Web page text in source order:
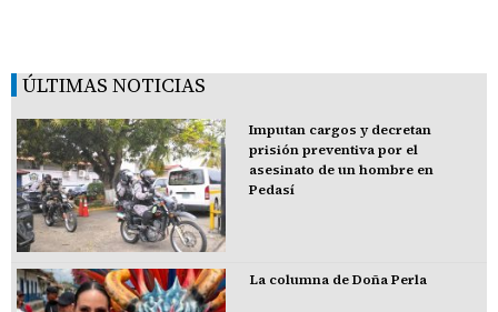
ÚLTIMAS NOTICIAS
Imputan cargos y decretan
prisión preventiva por el
asesinato de un hombre en
Pedasí
La columna de Doña Perla